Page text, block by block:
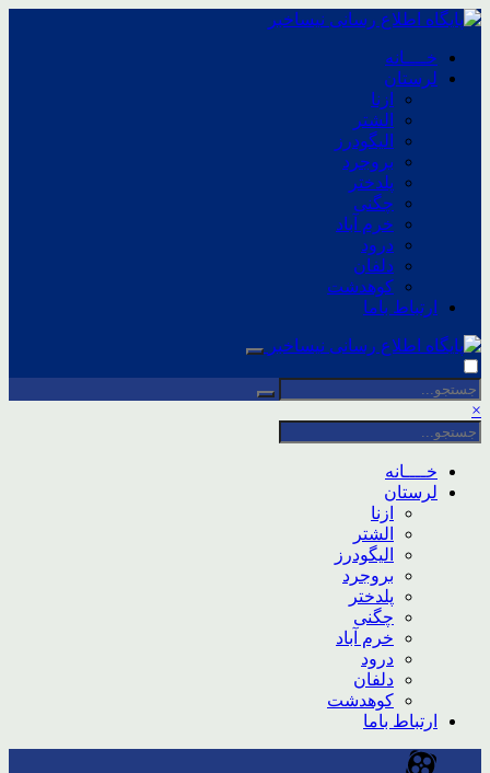
خــــانه
لرستان
ازنا
الشتر
الیگودرز
بروجرد
پلدختر
چگنی
خرم آباد
درود
دلفان
کوهدشت
ارتباط باما
×
خــــانه
لرستان
ازنا
الشتر
الیگودرز
بروجرد
پلدختر
چگنی
خرم آباد
درود
دلفان
کوهدشت
ارتباط باما